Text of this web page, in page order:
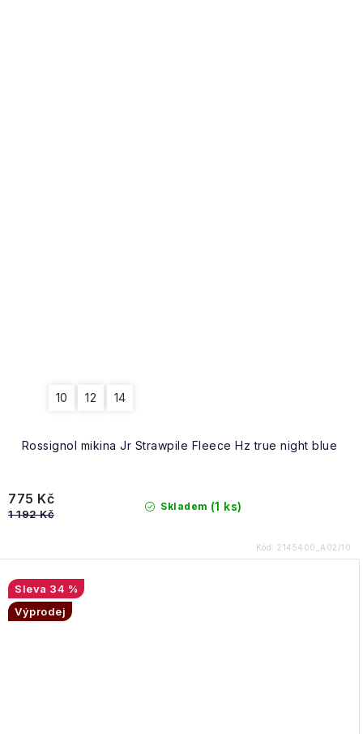
Rossignol mikina Jr Strawpile Fleece Hz true night blue
10 12 14
Skladem (1 ks)
775 Kč
1 192 Kč
Kód: 2145400_A02/10
34 %
Výprodej